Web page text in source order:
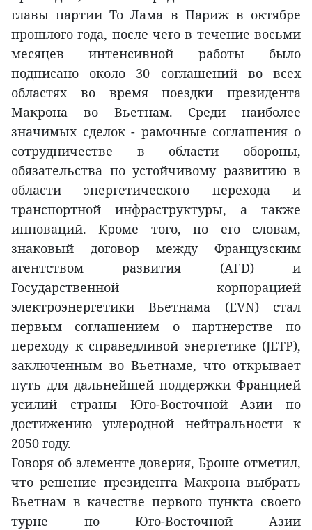
главы партии То Лама в Париж в октябре
прошлого года, после чего в течение восьми
месяцев интенсивной работы было
подписано около 30 соглашений во всех
областях во время поездки президента
Макрона во Вьетнам. Среди наиболее
значимых сделок - рамочные соглашения о
сотрудничестве в области обороны,
обязательства по устойчивому развитию в
области энергетического перехода и
транспортной инфраструктуры, а также
инноваций. Кроме того, по его словам,
знаковый договор между Французским
агентством развития (AFD) и
Государственной корпорацией
электроэнергетики Вьетнама (EVN) стал
первым соглашением о партнерстве по
переходу к справедливой энергетике (JETP),
заключенным во Вьетнаме, что открывает
путь для дальнейшей поддержки Францией
усилий страны Юго-Восточной Азии по
достижению углеродной нейтральности к
2050 году.
Говоря об элементе доверия, Броше отметил,
что решение президента Макрона выбрать
Вьетнам в качестве первого пункта своего
турне по Юго-Восточной Азии